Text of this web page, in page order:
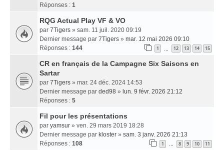
Réponses : 1
RQG Actual Play VF & VO
par 7Tigers » sam. 11 juil. 2020 09:19
Dernier message par 7Tigers » mar. 12 mai 2026 09:10
Réponses : 144 1 12 13 14 15
CR en français de la Campagne Six Saisons en
Sartar
par 7Tigers » mar. 24 déc. 2024 14:53
Dernier message par ded98 » lun. 9 févr. 2026 21:12
Réponses : 5
Fil pour les présentations
par yamsur » ven. 29 mars 2019 18:28
Dernier message par kloster » sam. 3 janv. 2026 21:13
Réponses : 108 1 8 9 10 11